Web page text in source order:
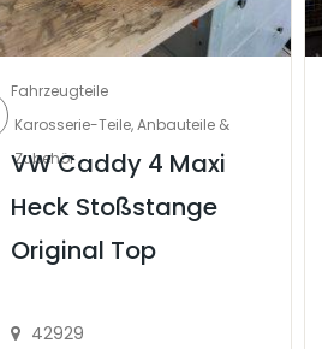
Fahrzeugteile
Karosserie-Teile, Anbauteile &
Zubehör
VW Caddy 4 Maxi
Heck Stoßstange
Original Top
42929